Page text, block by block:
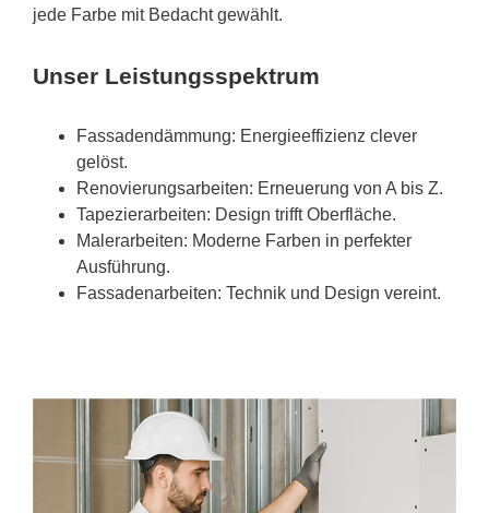
jede Farbe mit Bedacht gewählt.
Unser Leistungsspektrum
Fassadendämmung: Energieeffizienz clever
gelöst.
Renovierungsarbeiten: Erneuerung von A bis Z.
Tapezierarbeiten: Design trifft Oberfläche.
Malerarbeiten: Moderne Farben in perfekter
Ausführung.
Fassadenarbeiten: Technik und Design vereint.